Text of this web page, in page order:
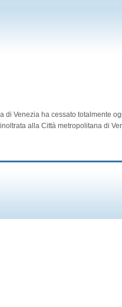
Venezia ha cessato totalmente
alla Città metropolitana di